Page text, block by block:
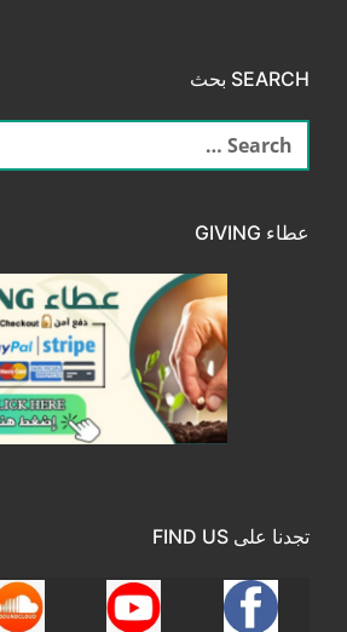
SEARCH بحث
البحث
عن:
عطاء GIVING
تجدنا على FIND US